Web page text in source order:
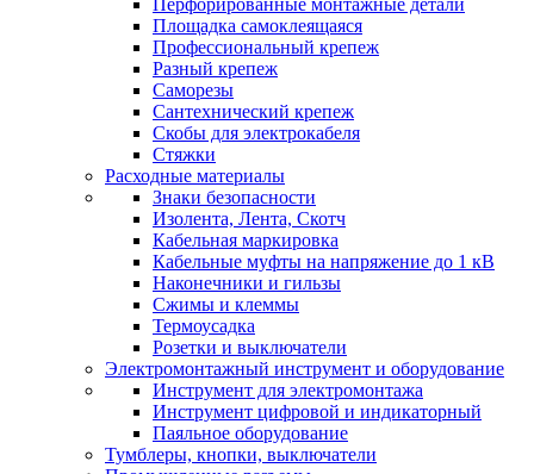
Перфорированные монтажные детали
Площадка самоклеящаяся
Профессиональный крепеж
Разный крепеж
Саморезы
Сантехнический крепеж
Скобы для электрокабеля
Стяжки
Расходные материалы
Знаки безопасности
Изолента, Лента, Скотч
Кабельная маркировка
Кабельные муфты на напряжение до 1 кВ
Наконечники и гильзы
Сжимы и клеммы
Термоусадка
Розетки и выключатели
Электромонтажный инструмент и оборудование
Инструмент для электромонтажа
Инструмент цифровой и индикаторный
Паяльное оборудование
Тумблеры, кнопки, выключатели